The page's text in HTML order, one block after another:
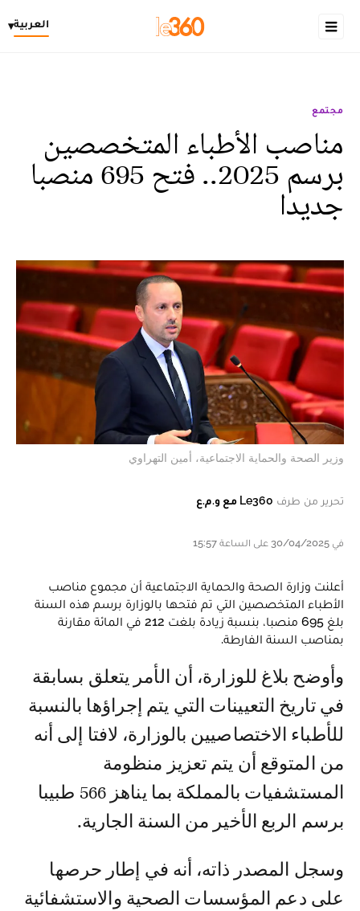
العربية▾
مجتمع
مناصب الأطباء المتخصصين
برسم 2025.. فتح 695 منصبا
جديدا
وزير الصحة والحماية الاجتماعية، أمين التهراوي
تحرير من طرف Le360 مع و.م.ع
في 30/04/2025 على الساعة 15:57
أعلنت وزارة الصحة والحماية الاجتماعية أن مجموع مناصب
الأطباء المتخصصين التي تم فتحها بالوزارة برسم هذه السنة
بلغ 695 منصبا، بنسبة زيادة بلغت 212 في المائة مقارنة
بمناصب السنة الفارطة.
وأوضح بلاغ للوزارة، أن الأمر يتعلق بسابقة
في تاريخ التعيينات التي يتم إجراؤها بالنسبة
للأطباء الاختصاصيين بالوزارة، لافتا إلى أنه
من المتوقع أن يتم تعزيز منظومة
المستشفيات بالمملكة بما يناهز 566 طبيبا
برسم الربع الأخير من السنة الجارية.
وسجل المصدر ذاته، أنه في إطار حرصها
على دعم المؤسسات الصحية والاستشفائية